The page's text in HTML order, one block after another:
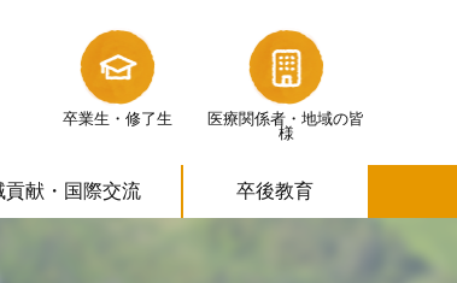
卒業生・修了生 医療関係者・ 地域の皆
様
献・ 国際交流 卒後教育